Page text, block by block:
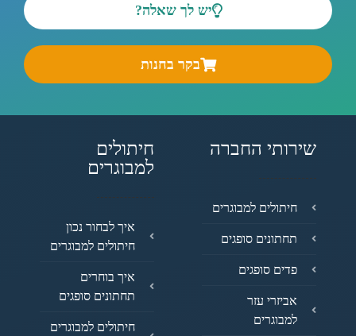
יש לך שאלה?
בקר בחנות
שירותי החברה
חיתולים למבוגרים
תחתונים סופגים
פדים סופגים
אביזרי עזר
למבוגרים
חיתולים
למבוגרים
איך לבחור נכון
חיתולים למבוגרים
איך בוחרים
תחתונים סופגים
חיתולים למבוגרים